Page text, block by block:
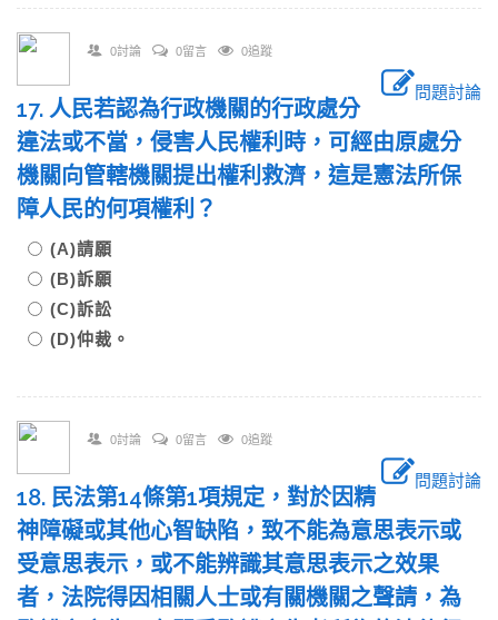
0討論 0留言 0追蹤
問題討論
17. 人民若認為行政機關的行政處分
違法或不當，侵害人民權利時，可經由原處分
機關向管轄機關提出權利救濟，這是憲法所保
障人民的何項權利？
(A)請願
(B)訴願
(C)訴訟
(D)仲裁。
0討論 0留言 0追蹤
問題討論
18. 民法第14條第1項規定，對於因精
神障礙或其他心智缺陷，致不能為意思表示或
受意思表示，或不能辨識其意思表示之效果
者，法院得因相關人士或有關機關之聲請，為